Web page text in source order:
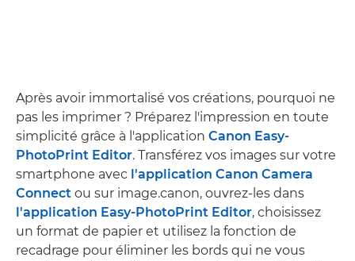
Après avoir immortalisé vos créations, pourquoi ne
pas les imprimer ? Préparez l'impression en toute
simplicité grâce à l'application Canon Easy-
PhotoPrint Editor. Transférez vos images sur votre
smartphone avec l'application Canon Camera
Connect ou sur image.canon, ouvrez-les dans
l'application Easy-PhotoPrint Editor, choisissez
un format de papier et utilisez la fonction de
recadrage pour éliminer les bords qui ne vous